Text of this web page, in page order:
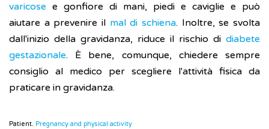
varicose e gonfiore di mani, piedi e caviglie e può
aiutare a prevenire il mal di schiena. Inoltre, se svolta
dall'inizio della gravidanza, riduce il rischio di diabete
gestazionale. È bene, comunque, chiedere sempre
consiglio al medico per scegliere l'attività fisica da
praticare in gravidanza.
Patient. Pregnancy and physical activity